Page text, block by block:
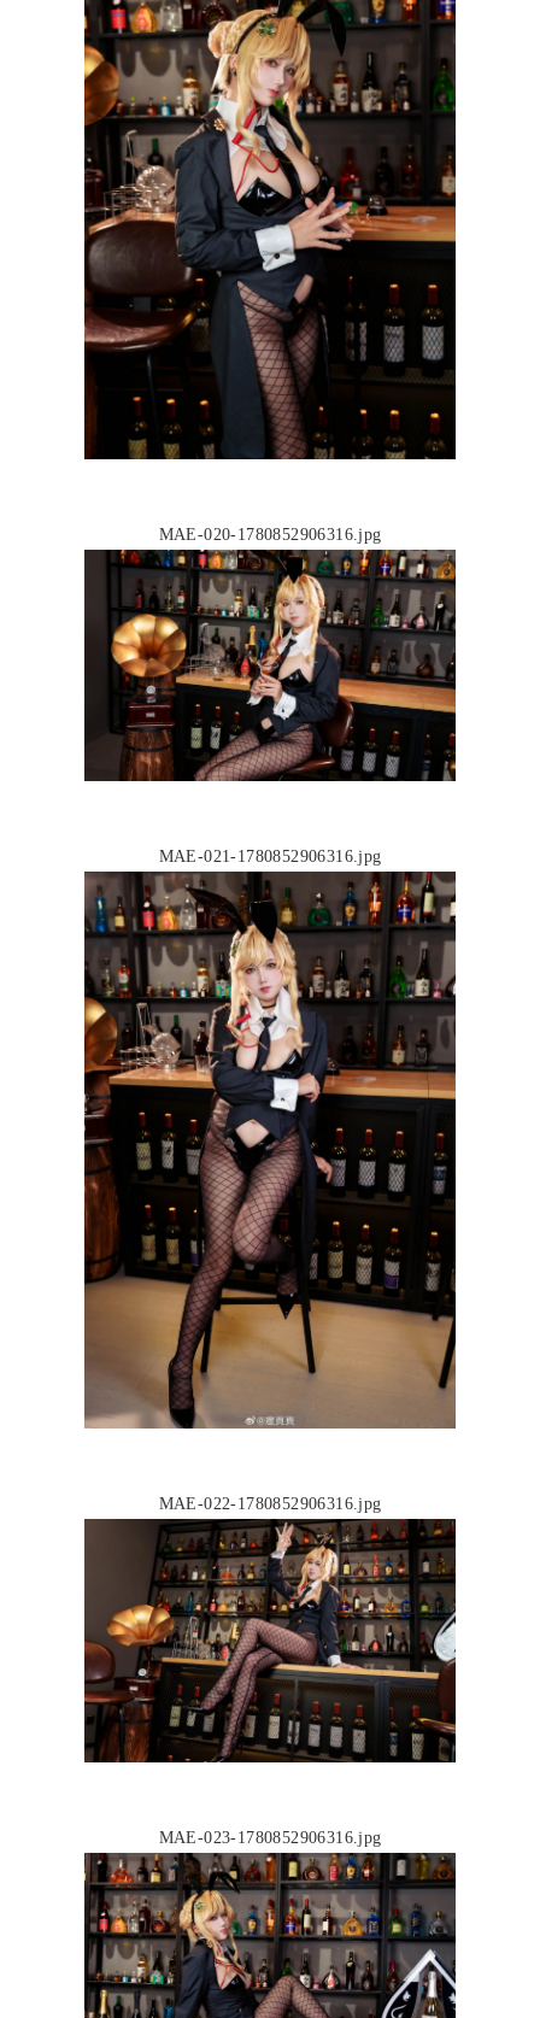
MAE-020-1780852906316.jpg
MAE-021-1780852906316.jpg
MAE-022-1780852906316.jpg
MAE-023-1780852906316.jpg